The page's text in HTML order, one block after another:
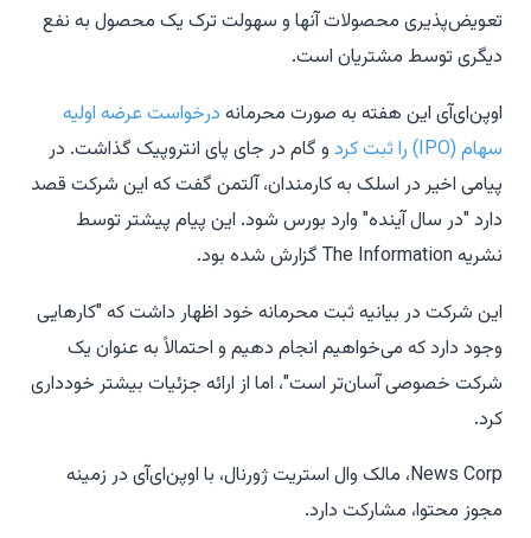
تعویض‌پذیری محصولات آنها و سهولت ترک یک محصول به نفع
دیگری توسط مشتریان است.
اوپن‌ای‌آی این هفته به صورت محرمانه درخواست عرضه اولیه
سهام (IPO) را ثبت کرد
و گام در جای پای انتروپیک گذاشت. در
پیامی اخیر در اسلک به کارمندان، آلتمن گفت که این شرکت قصد
دارد "در سال آینده" وارد بورس شود. این پیام پیشتر توسط
نشریه The Information گزارش شده بود.
این شرکت در بیانیه ثبت محرمانه خود اظهار داشت که "کارهایی
وجود دارد که می‌خواهیم انجام دهیم و احتمالاً به عنوان یک
شرکت خصوصی آسان‌تر است"، اما از ارائه جزئیات بیشتر خودداری
کرد.
News Corp، مالک وال استریت ژورنال، با اوپن‌ای‌آی در زمینه
مجوز محتوا، مشارکت دارد.